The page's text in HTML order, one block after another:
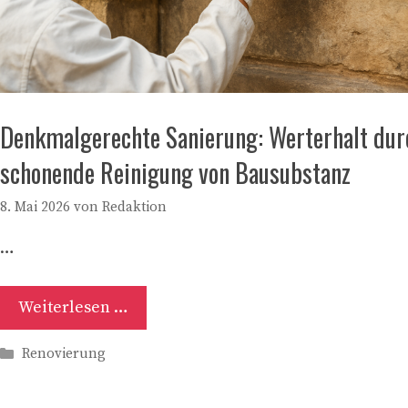
Denkmalgerechte Sanierung: Werterhalt
schonende Reinigung von Bausubstanz
8. Mai 2026 von Redaktion
…
Weiterlesen …
Kategorien
Renovierung